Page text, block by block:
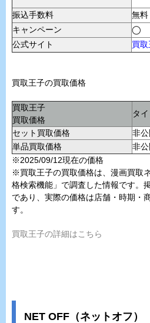
振込手数料
無料
キャンペーン
◯
公式サイト
買
買取王子の買取価格
買取王子
買取価格
タ
セット買取価格
非公
単品買取価格
非公
※2025/09/12現在の価格
※買取王子の買取価格は、漫画買取
格検索機能」で調査した情報です。
であり、実際の価格は店舗・時期・
す。
買取王子の詳細はこちら
NET OFF（ネットオフ）